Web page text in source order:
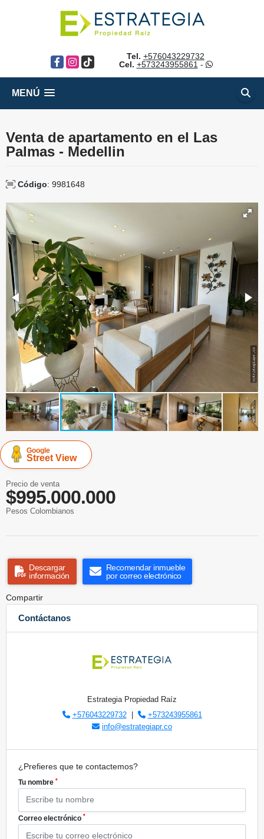
Facebook
Instagram
TikTok
Tel. +576043229732
Cel. +573243955861 -
MENÚ
Venta de apartamento en el Las
Palmas - Medellin
Código: 9981648
Google
Street View
Precio de venta
$995.000.000
Pesos Colombianos
Descargar
información
Recomendar inmueble
por correo electrónico
Compartir
Contáctanos
Estrategia Propiedad Raíz
+576043229732|
+573243955861
info@estrategiapr.co
¿Prefieres que te contactemos?
Tu nombre *
Correo electrónico *